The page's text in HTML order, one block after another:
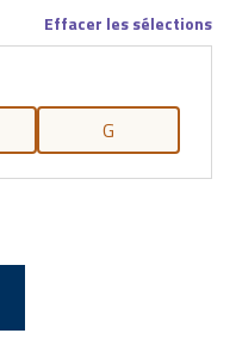
Effacer les sélections
G